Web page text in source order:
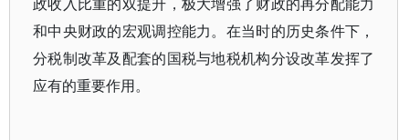
和中央财政的宏观调控能力。在当时的历史条件下，
分税制改革及配套的国税与地税机构分设改革发挥了
应有的重要作用。